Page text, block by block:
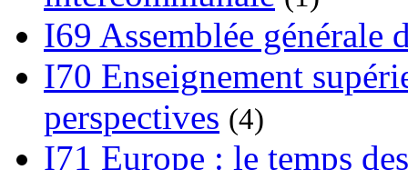
I69 Assemblée générale
I70 Enseignement
perspectives (4)
I71 Europe : le temps